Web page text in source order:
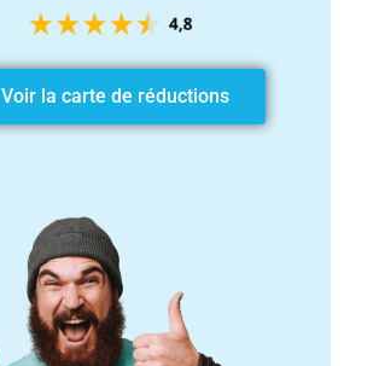
Voir la carte de réductions